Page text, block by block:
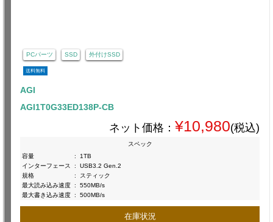
PCパーツ SSD 外付けSSD
送料無料
AGI
AGI1T0G33ED138P-CB
ネット価格： ¥10,980(税込)
スペック
容量
:
1TB
インターフェース
:
USB3.2 Gen.2
規格
:
スティック
最大読み込み速度 :
550MB/s
最大書き込み速度 : 500MB/s
在庫状況